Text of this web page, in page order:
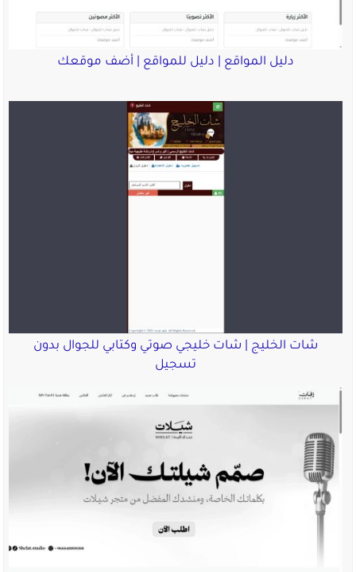
دليل المواقع | دليل للمواقع | أضف موقعك
شات الخليج | شات خليجي صوتي وكتابي للجوال بدون
تسجيل